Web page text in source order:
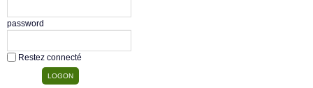
password
Restez connecté